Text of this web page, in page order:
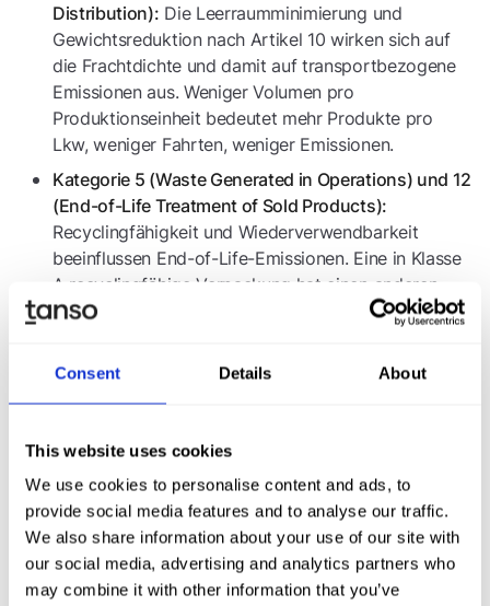
Consent Details About
This website uses cookies
We use cookies to personalise content and ads, to
provide social media features and to analyse our traffic.
We also share information about your use of our site with
our social media, advertising and analytics partners who
may combine it with other information that you’ve
Distribution): Die Leerraumminimierung und
Gewichtsreduktion nach Artikel 10 wirken sich auf
die Frachtdichte und damit auf transportbezogene
Emissionen aus. Weniger Volumen pro
Produktionseinheit bedeutet mehr Produkte pro
Lkw, weniger Fahrten, weniger Emissionen.
Kategorie 5 (Waste Generated in Operations) und 12
(End-of-Life Treatment of Sold Products):
Recyclingfähigkeit und Wiederverwendbarkeit
beeinflussen End-of-Life-Emissionen. Eine in Klasse
A recyclingfähige Verpackung hat einen anderen
End-of-Life-Emissionsfaktor als eine in Klasse C
Produkt- und Stücklistenebene führen und diese mit
Berechnung präzisieren und gleichzeitig den
Dekarbonisierungseffekt ihrer PPWR-Umsetzung
quantifizieren. Das ist insbesondere für industrielle
Markeninhaber relevant, deren Scope 3 typischerweise
70 bis 90 Prozent der Gesamtemissionen ausmacht
und bei denen Verpackungen je nach Produkt einen